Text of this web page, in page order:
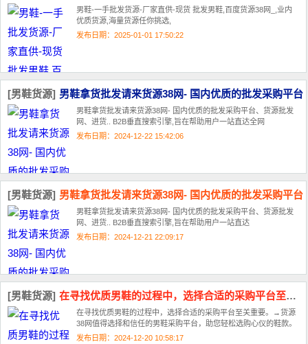
男鞋-一手批发货源-厂家直供-现货 批发男鞋,百度货源38网_,业内
优质货源,海量货源任你挑选,
发布日期：2025-01-01 17:50:22
[男鞋货源] 男鞋拿货批发请来货源38网- 国内优质的批发采购平台
男鞋拿货批发请来货源38网- 国内优质的批发采购平台、货源批发
网、进货.. B2B垂直搜索引擎,旨在帮助用户一站直达全网
发布日期：2024-12-22 15:42:06
[男鞋货源] 男鞋拿货批发请来货源38网- 国内优质的批发采购平台
男鞋拿货批发请来货源38网- 国内优质的批发采购平台、货源批发
网、进货.. B2B垂直搜索引擎,旨在帮助用户一站直达
发布日期：2024-12-21 22:09:17
[男鞋货源] 在寻找优质男鞋的过程中，选择合适的采购平台至关重要
在寻找优质男鞋的过程中，选择合适的采购平台至关重要。→货源
38网值得选择和信任的男鞋采购平台，助您轻松选购心仪的鞋款。
发布日期：2024-12-20 10:58:17